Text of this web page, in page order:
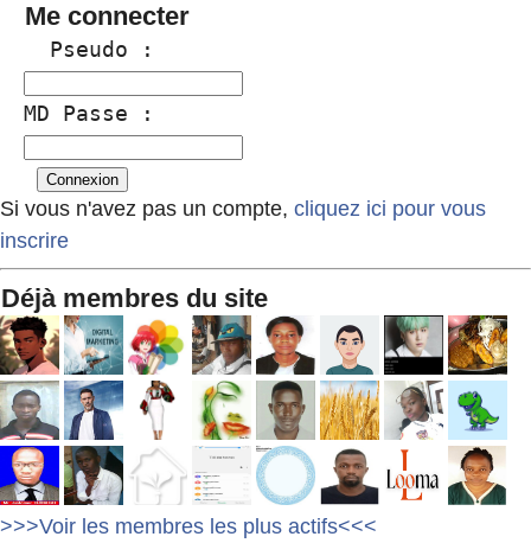
Me connecter
  Pseudo :
MD Passe :
Si vous n'avez pas un compte, cliquez ici pour vous
inscrire
Déjà membres du site
>>>Voir les membres les plus actifs<<<